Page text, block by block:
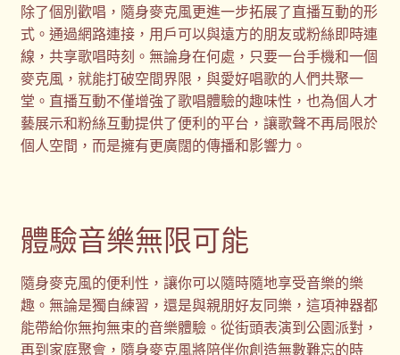
除了個別歡唱，隨身麥克風更進一步拓展了直播互動的形
式。通過網路連接，用戶可以與遠方的朋友或粉絲即時連
線，共享歌唱時刻。無論身在何處，只要一台手機和一個
麥克風，就能打破空間界限，與愛好唱歌的人們共聚一
堂。直播互動不僅增強了歌唱體驗的趣味性，也為個人才
藝展示和粉絲互動提供了便利的平台，讓歌聲不再局限於
個人空間，而是擁有更廣闊的傳播和影響力。
體驗音樂無限可能
隨身麥克風的便利性，讓你可以隨時隨地享受音樂的樂
趣。無論是獨自練習，還是與親朋好友同樂，這項神器都
能帶給你無拘無束的音樂體驗。從街頭表演到公園派對，
再到家庭聚會，隨身麥克風將陪伴你創造無數難忘的時